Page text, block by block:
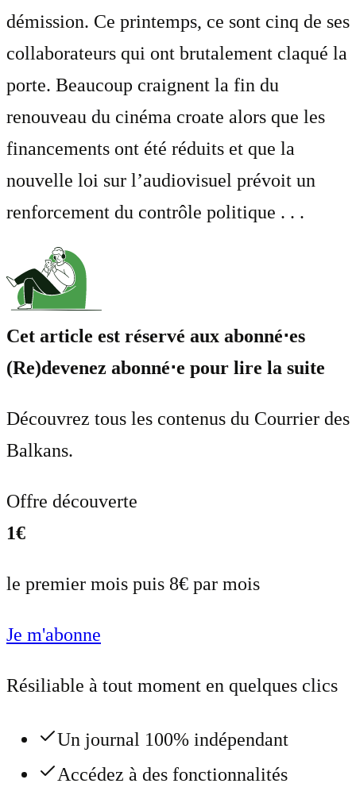
démission. Ce printemps, ce sont cinq de ses
collaborateurs qui ont brutalement claqué la
porte. Beaucoup craignent la fin du
renouveau du cinéma croate alors que les
financements ont été réduits et que la
nouvelle loi sur l’audiovisuel prévoit un
renforcement du contrôle politique . . .
Cet article est réservé aux abonné⋅es
(Re)devenez abonné⋅e pour lire la suite
Découvrez tous les contenus du Courrier des
Balkans.
Offre découverte
1€
le premier mois puis 8€ par mois
Je m'abonne
Résiliable à tout moment en quelques clics
Un journal 100% indépendant
Accédez à des fonctionnalités